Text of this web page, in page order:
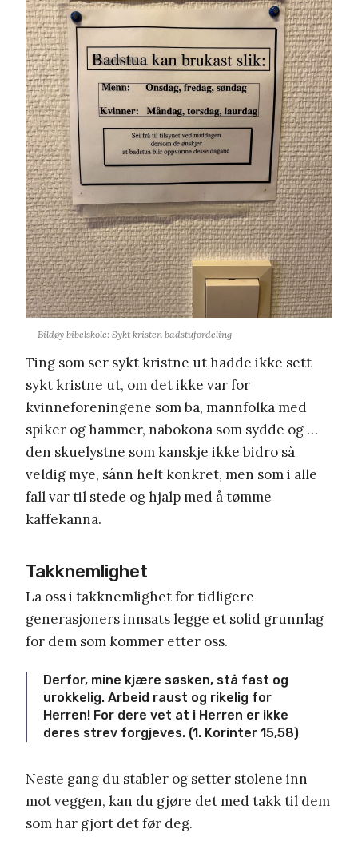
Bildøy bibelskole: Sykt kristen badstufordeling
Ting som ser sykt kristne ut hadde ikke sett
sykt kristne ut, om det ikke var for
kvinneforeningene som ba, mannfolka med
spiker og hammer, nabokona som sydde og …
den skuelystne som kanskje ikke bidro så
veldig mye, sånn helt konkret, men som i alle
fall var til stede og hjalp med å tømme
kaffekanna.
Takknemlighet
La oss i takknemlighet for tidligere
generasjoners innsats legge et solid grunnlag
for dem som kommer etter oss.
Derfor, mine kjære søsken, stå fast og
urokkelig. Arbeid raust og rikelig for
Herren! For dere vet at i Herren er ikke
deres strev forgjeves. (1. Korinter 15,58)
Neste gang du stabler og setter stolene inn
mot veggen, kan du gjøre det med takk til dem
som har gjort det før deg.